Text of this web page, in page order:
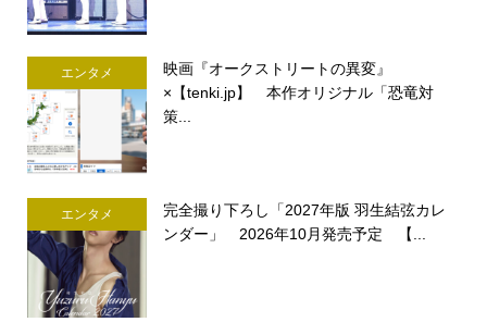
エンタメ
映画『オークストリートの異変』
×【tenki.jp】 本作オリジナル「恐竜対
策...
エンタメ
完全撮り下ろし「2027年版 羽生結弦カレ
ンダー」 2026年10月発売予定 【...